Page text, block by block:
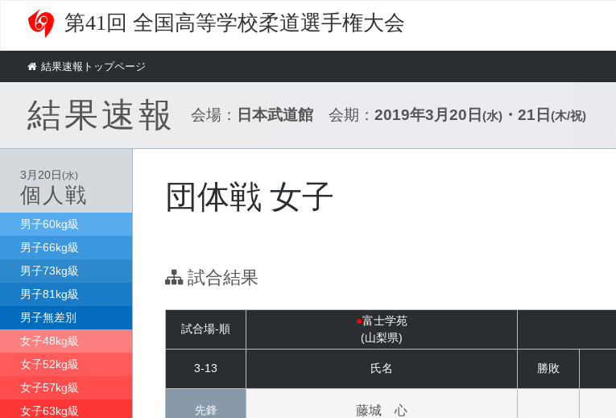
第41回 全国高等学校柔道選手権大会
結果速報トップページ
結果速報 会場： 日本武道館会期： 2019年3月20日 (水)・21日 (木/祝)
3月20日(水)
個人戦
男子60kg級
男子66kg級
男子73kg級
男子81kg級
男子無差別
女子48kg級
女子52kg級
女子57kg級
女子63kg級
団体戦 女子
試合結果
試合場-順
●富士学苑
(山梨県)
3-13 氏名 勝敗
先鋒 藤城 心